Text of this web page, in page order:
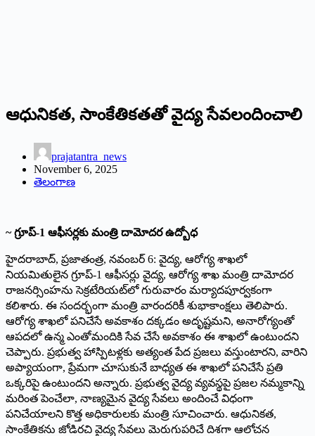
ఆధునికత, సాంకేతికతతో వైద్య సేవలందించాలి
prajatantra_news
November 6, 2025
తెలంగాణ
~ గ్రూప్‌-1 ఆఫీసర్లకు మంత్రి దామోదర ఉద్బోధ
హైదరాబాద్‌, ప్రజాతంత్ర, నవంబర్‌ 6: వైద్య, ఆరోగ్య శాఖలో
నియమితులైన గ్రూప్‌-1 ఆఫీసర్లు వైద్య, ఆరోగ్య శాఖ మంత్రి దామోదర
రాజనర్సింహను సెక్రటేరియట్‌లో గురువారం మర్యాదపూర్వకంగా
కలిశారు. ఈ సందర్భంగా మంత్రి వారందరికీ శుభాకాంక్షలు తెలిపారు.
ఆరోగ్య శాఖలో పనిచేసే అవకాశం దక్కడం అదృష్టమని, అనారోగ్యంతో
ఆపదలో ఉన్మ ఎంతోమందికి సేవ చేసే అవకాశం ఈ శాఖలో ఉంటుందని
చెప్పారు. ప్రభుత్వ హాస్పిటళ్లకు అత్యంత పేద ప్రజలు వస్తుంటారని, వారిని
అప్యాయంగా, ప్రేమగా చూసుకునే బాధ్యత ఈ శాఖలో పనిచేసే ప్రతి
ఒక్కరిపై ఉంటుందని అన్నారు. ప్రభుత్వ వైద్య వ్యవస్థపై ప్రజల నమ్మకాన్ని
మరింత పెంచేలా, నాణ్యమైన వైద్య సేవలు అందించే విధంగా
పనిచేయాలని కొత్త అధికారులకు మంత్రి సూచించారు. ఆధునికత,
సాంకేతికను జోడిరచి వైద్య సేవలు మెరుగుపరిచే దిశగా ఆలోచన